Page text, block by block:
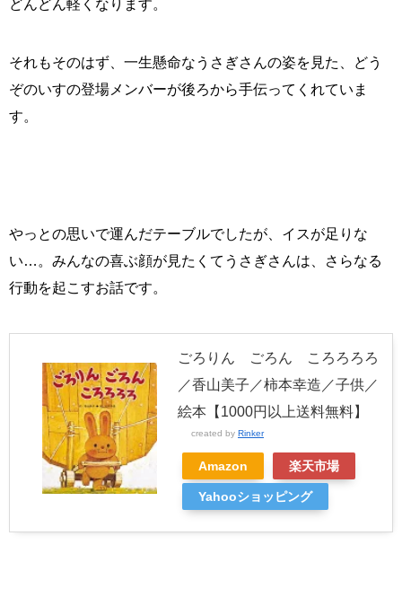
どんどん軽くなります。
それもそのはず、一生懸命なうさぎさんの姿を見た、どう
ぞのいすの登場メンバーが後ろから手伝ってくれていま
す。
やっとの思いで運んだテーブルでしたが、イスが足りな
い…。みんなの喜ぶ顔が見たくてうさぎさんは、さらなる
行動を起こすお話です。
ごろりん ごろん ころろろろ
／香山美子／柿本幸造／子供／
絵本【1000円以上送料無料】
created by Rinker
Amazon 楽天市場
Yahooショッピング